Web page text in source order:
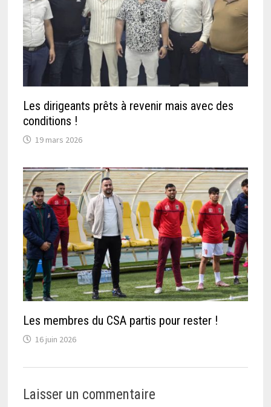
Les dirigeants prêts à revenir mais avec des
conditions !
19 mars 2026
Les membres du CSA partis pour rester !
16 juin 2026
Laisser un commentaire